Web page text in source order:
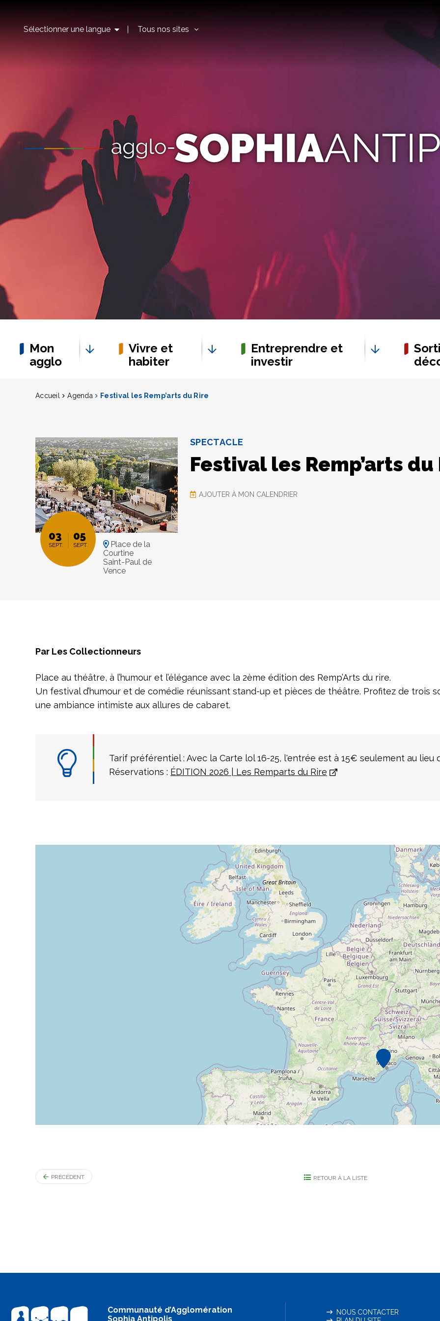
Sélectionner une langue Tous nos sites
Mon
agglo
Vivre et
habiter
Entreprendre et
investir
Accueil Agenda Festival les Remp’arts du Rire
03
SEPT.
05
SEPT.
Place de la
Courtine
Saint-Paul de
Vence
SPECTACLE
Festival les Remp’arts du
AJOUTER À MON CALENDRIER
Par Les Collectionneurs
Place au théâtre, à l’humour et l’élégance avec la 2ème édition des Remp’Arts du rire.
Un festival d’humour et de comédie réunissant stand-up et pièces de théâtre. Profitez de trois
une ambiance intimiste aux allures de cabaret.
Tarif préférentiel : Avec la Carte lol 16-25, l'entrée est à 15€ seulement au lieu
Réservations : ÉDITION 2026 | Les Remparts du Rire
PRÉCÉDENT RETOUR À LA LISTE
Communauté d’Agglomération
Sophia Antipolis
NOUS CONTACTER